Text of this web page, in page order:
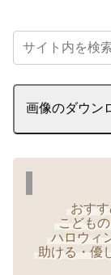
画像のダウン
おす
こどもの
ハロウィ
助ける・優